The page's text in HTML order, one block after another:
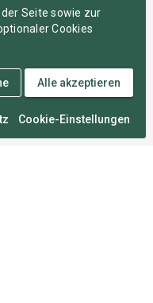
Seite sowie zur
Cookies
Cookie-Einstellungen
Alle akzeptieren